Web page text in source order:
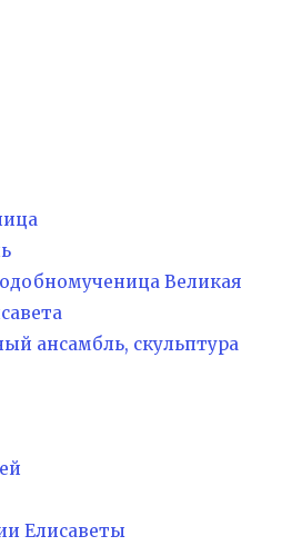
Великая
ансамбль, скульптура
Елисаветы